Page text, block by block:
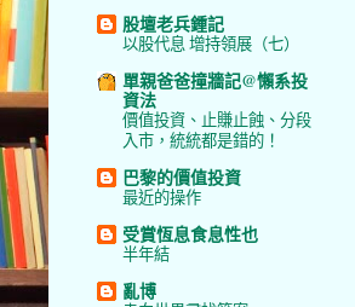
股壇老兵鍾記
以股代息 增持領展（七）
單親爸爸撞牆記@懶系投
資法
價值投資、止賺止蝕、分段
入市，統統都是錯的！
巴黎的價值投資
最近的操作
受賞恆息食息性也
半年結
亂博